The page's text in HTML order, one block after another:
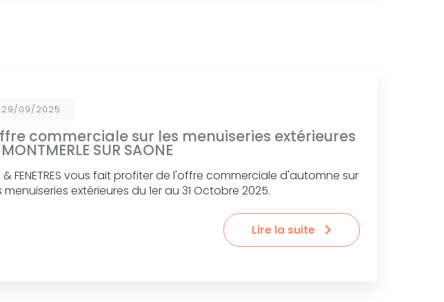
29/09/2025
commerciale sur les menuiseries extérieures
SUR SAONE
& FENETRES vous fait profiter de l'offre commerciale d'automne sur
menuiseries extérieures du 1er au 31 Octobre 2025.
Lire la suite